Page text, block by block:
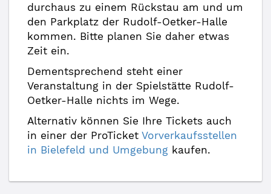
durchaus zu einem Rückstau am und um
den Parkplatz der Rudolf-Oetker-Halle
kommen. Bitte planen Sie daher etwas
Zeit ein.
Dementsprechend steht einer
Veranstaltung in der Spielstätte Rudolf-
Oetker-Halle nichts im Wege.
Alternativ können Sie Ihre Tickets auch
in einer der ProTicket Vorverkaufsstellen
in Bielefeld und Umgebung kaufen.